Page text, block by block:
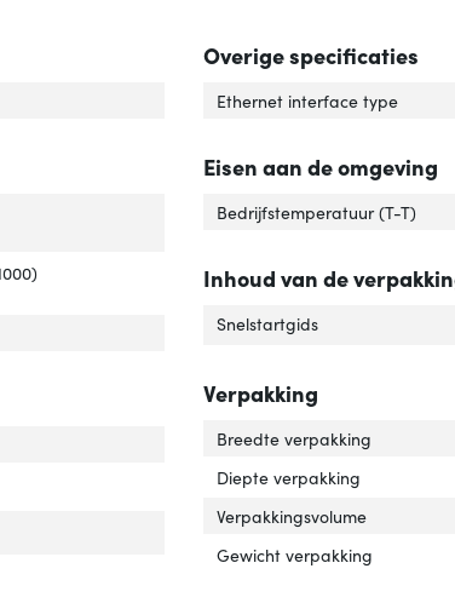
RJ-45 Ethernet-poorten'
switching RJ-45 Ethernet-poorten'
RJ-45 Ethernet-poorten'
switching RJ-45 Ethernet-poorten'
Overige specificaties
Ethernet interface type
Eisen aan de omgeving
Bedrijfstemperatuur (T-T)
Inhoud van de
Snelstartgids
Verpakking
Breedte verpakking
Diepte verpakking
Verpakkingsvolume
Gewicht verpakking